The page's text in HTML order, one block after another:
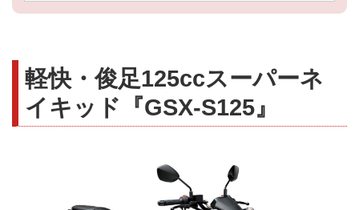
軽快・俊足125ccスーパーネ
イキッド『GSX-S125』